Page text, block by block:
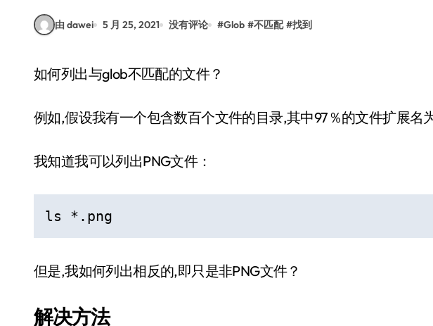
由 dawei 5 月 25, 2021 没有评论 #Glob #不匹配 #找到
如何列出与glob不匹配的文件？
例如,假设我有一个包含数百个文件的目录,其中97％的文件扩展名
我知道我可以列出PNG文件：
ls *.png
但是,我如何列出相反的,即只是非PNG文件？
解决方法